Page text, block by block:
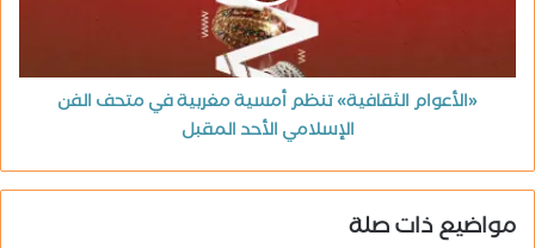
«الأعوام الثقافية» تنظم أمسية مغربية في متحف الفن
الإسلامي الأحد المقبل
مواضيع ذات صلة